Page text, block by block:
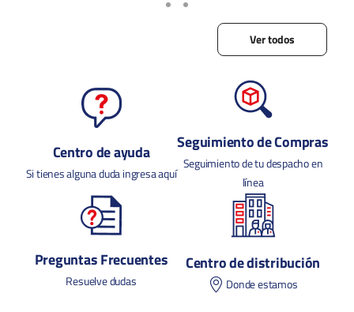
Ver todos
Centro de ayuda
Si tienes alguna duda ingresa aquí
Seguimiento de Compras
Seguimiento de tu despacho en
línea
Preguntas Frecuentes
Resuelve dudas
Centro de distribución
Donde estamos